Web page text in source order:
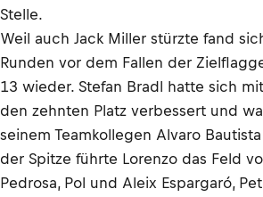
Stelle.
Weil auch Jack Miller stürzte fand
Runden vor dem Fallen der
13 wieder. Stefan Bradl hatte sich
den zehnten Platz verbessert und
seinem Teamkollegen Alvaro
der Spitze führte Lorenzo das Feld
Pedrosa, Pol und Aleix Espargaró,